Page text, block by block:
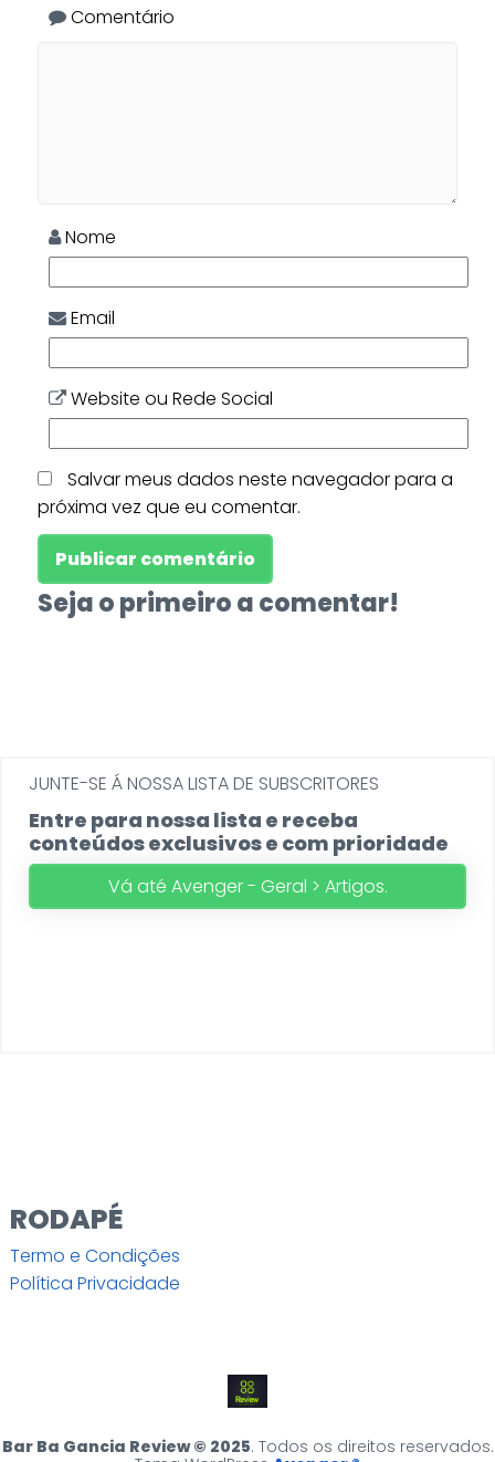
Comentário
Nome
Email
Website ou Rede Social
Salvar meus dados neste navegador para a
próxima vez que eu comentar.
Seja o primeiro a comentar!
JUNTE-SE Á NOSSA LISTA DE SUBSCRITORES
Entre para nossa lista e receba
conteúdos exclusivos e com prioridade
Vá até Avenger - Geral > Artigos.
RODAPÉ
Termo e Condições
Política Privacidade
Bar Ba Gancia Review © 2025. Todos os direitos reservados.